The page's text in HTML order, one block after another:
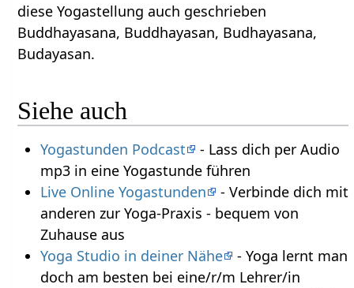
diese Yogastellung auch geschrieben
Buddhayasana, Buddhayasan, Budhayasana,
Budayasan.
Siehe auch
Yogastunden Podcast
- Lass dich per Audio
mp3 in eine Yogastunde führen
Live Online Yogastunden
- Verbinde dich mit
anderen zur Yoga-Praxis - bequem von
Zuhause aus
Yoga Studio in deiner Nähe
- Yoga lernt man
doch am besten bei eine/r/m Lehrer/in